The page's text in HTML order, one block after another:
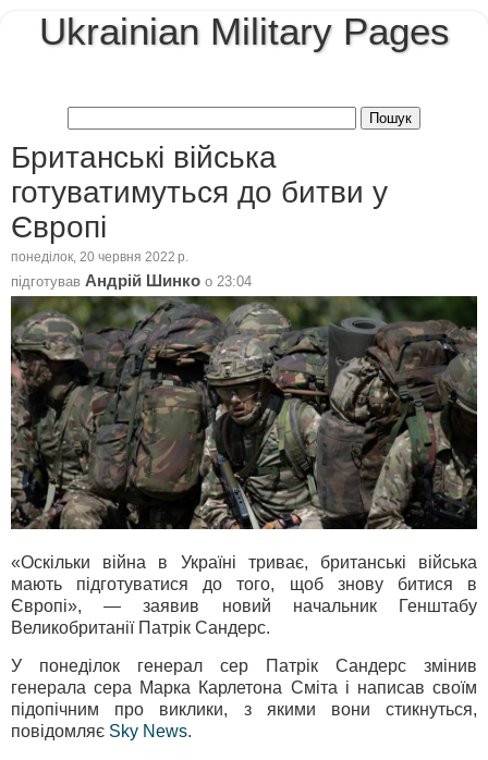
Ukrainian Military Pages
Британські війська
готуватимуться до битви у
Європі
понеділок, 20 червня 2022 р.
підготував Андрій Шинко о 23:04
«Оскільки війна в Україні триває, британські війська
мають підготуватися до того, щоб знову битися в
Європі», — заявив новий начальник Генштабу
Великобританії Патрік Сандерс.
У понеділок генерал сер Патрік Сандерс змінив
генерала сера Марка Карлетона Сміта і написав своїм
підопічним про виклики, з якими вони стикнуться,
повідомляє Sky News.